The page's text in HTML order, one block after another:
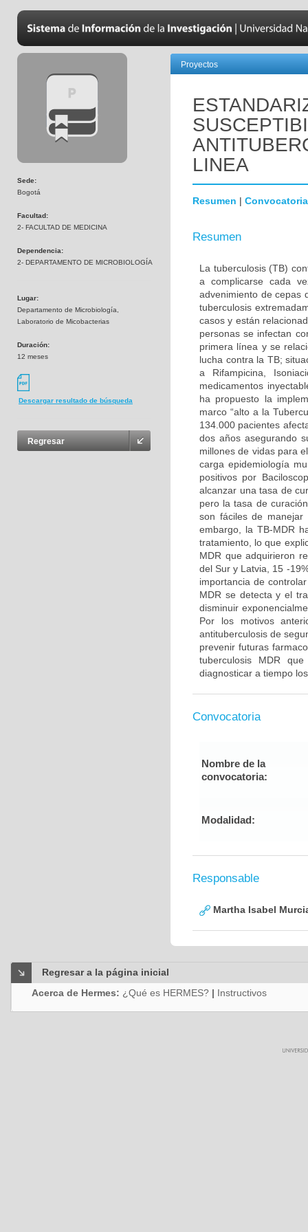
Sede:
Bogotá
Facultad:
2- FACULTAD DE MEDICINA
Dependencia:
2- DEPARTAMENTO DE MICROBIOLOGÍA
Lugar:
Departamento de Microbiología,
Laboratorio de Micobacterias
Duración:
12 meses
Descargar resultado de búsqueda
Regresar
Proyectos
LINEA
Resumen | Convocatoria
Resumen
La tuberculosis (TB)
a complicarse cada
advenimiento de cepas
tuberculosis
casos y están
personas se infectan
primera línea y se
lucha contra la TB;
a Rifampicina,
medicamentos
ha propuesto la
marco “alto a la
134.000 pacientes
dos años asegurando
millones de vidas para
carga epidemiología
positivos por
alcanzar una tasa de
pero la tasa de
son fáciles de manejar
embargo, la TB-MDR
tratamiento, lo que
MDR que adquirieron
del Sur y Latvia, 15 -
importancia de
MDR se detecta y el
disminuir
Por los motivos
antituberculosis de
prevenir futuras
tuberculosis MDR
diagnosticar a tiempo
Convocatoria
Nombre de la
convocatoria:
Modalidad:
Responsable
Martha Isabel
Regresar a la página inicial
Acerca de Hermes: ¿Qué es HERMES? | Instructivos